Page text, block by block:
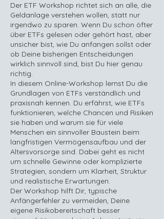
Der ETF Workshop richtet sich an alle, die
Geldanlage verstehen wollen, statt nur
irgendwo zu sparen. Wenn Du schon öfter
über ETFs gelesen oder gehört hast, aber
unsicher bist, wie Du anfangen sollst oder
ob Deine bisherigen Entscheidungen
wirklich sinnvoll sind, bist Du hier genau
richtig.
In diesem Online-Workshop lernst Du die
Grundlagen von ETFs verständlich und
praxisnah kennen. Du erfährst, wie ETFs
funktionieren, welche Chancen und Risiken
sie haben und warum sie für viele
Menschen ein sinnvoller Baustein beim
langfristigen Vermögensaufbau und der
Altersvorsorge sind. Dabei geht es nicht
um schnelle Gewinne oder komplizierte
Strategien, sondern um Klarheit, Struktur
und realistische Erwartungen.
Der Workshop hilft Dir, typische
Anfängerfehler zu vermeiden, Deine
eigene Risikobereitschaft besser